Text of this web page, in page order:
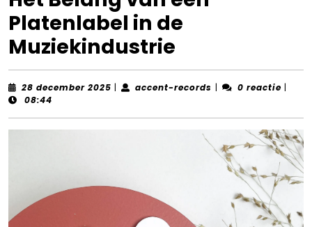
Platenlabel in de
Muziekindustrie
28 december 2025 28
| accent-records accent-
| 0 reactie |
08:44